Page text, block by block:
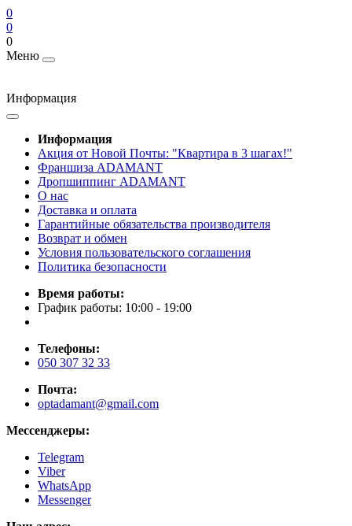
0
0
0
Меню
Информация
Информация
Акция от Новой Почты: "Квартира в 3 шагах!"
Франшиза ADAMANT
Дропшиппинг ADAMANT
О нас
Доставка и оплата
Гарантийные обязательства производителя
Возврат и обмен
Условия пользовательского соглашения
Политика безопасности
Время работы:
График работы: 10:00 - 19:00
Телефоны:
050 307 32 33
Почта:
optadamant@gmail.com
Мессенджеры:
Telegram
Viber
WhatsApp
Messenger